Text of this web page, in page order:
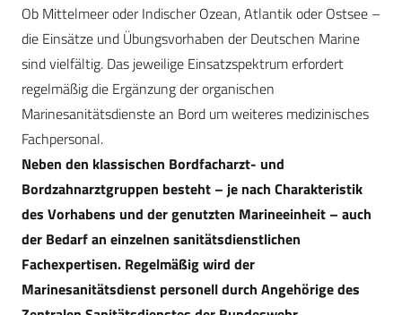
Ob Mittelmeer oder Indischer Ozean, Atlantik oder Ostsee –
die Einsätze und Übungsvorhaben der Deutschen Marine
sind vielfältig. Das jeweilige Einsatzspektrum erfordert
regelmäßig die Ergänzung der organischen
Marinesanitätsdienste an Bord um weiteres medizinisches
Fachpersonal.
Neben den klassischen Bordfacharzt- und
Bordzahnarztgruppen besteht – je nach Charakteristik
des Vorhabens und der genutzten Marineeinheit – auch
der Bedarf an einzelnen sanitätsdienstlichen
Fachexpertisen. Regelmäßig wird der
Marinesanitätsdienst personell durch Angehörige des